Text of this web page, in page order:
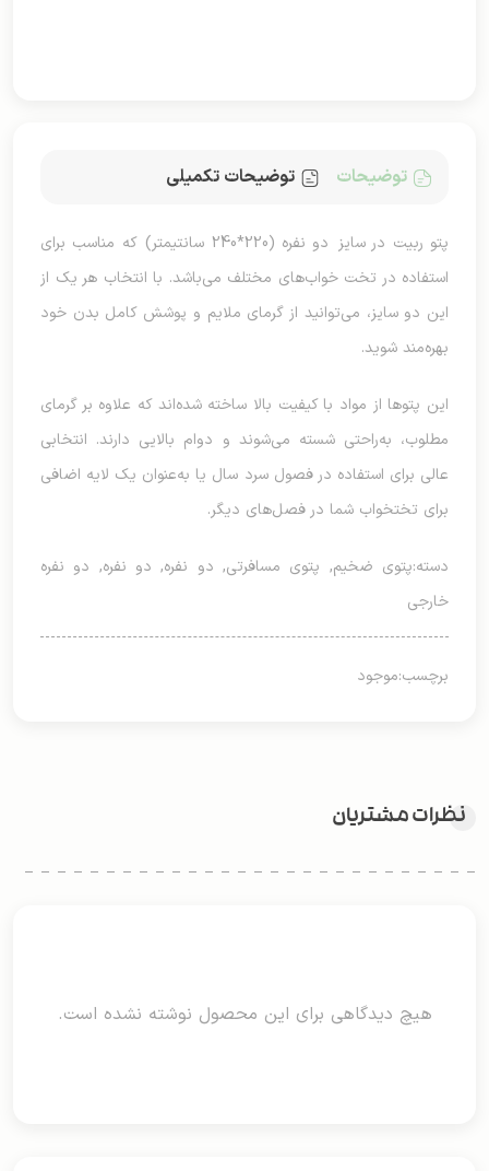
توضیحات توضیحات تکمیلی
پتو ربیت در سایز دو نفره (220*240 سانتیمتر) که مناسب برای
استفاده در تخت خواب‌های مختلف می‌باشد. با انتخاب هر یک از
این دو سایز، می‌توانید از گرمای ملایم و پوشش کامل بدن خود
بهره‌مند شوید.
این پتوها از مواد با کیفیت بالا ساخته شده‌اند که علاوه بر گرمای
مطلوب، به‌راحتی شسته می‌شوند و دوام بالایی دارند. انتخابی
عالی برای استفاده در فصول سرد سال یا به‌عنوان یک لایه اضافی
برای تختخواب شما در فصل‌های دیگر.
دسته:پتوی ضخیم, پتوی مسافرتی, دو نفره, دو نفره, دو نفره
خارجی
برچسب:موجود
نظرات مشتریان
هیچ دیدگاهی برای این محصول نوشته نشده است.